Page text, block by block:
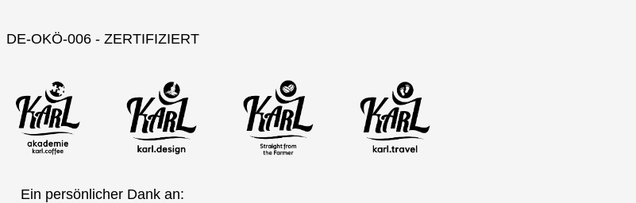
DE-OKÖ-006 - ZERTIFIZIERT
Ein persönlicher Dank an: